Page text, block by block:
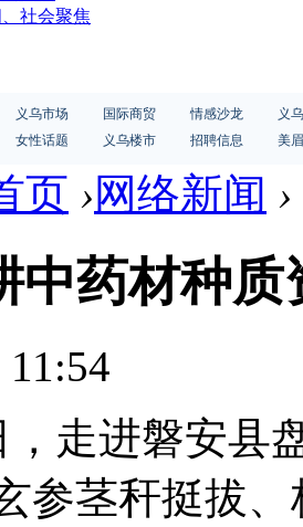
社会聚焦
义乌市场 国际商贸 情感沙龙
义
女性话题 义乌楼市 招聘信息 美
页 ›网络新闻 ›
中药材种质
，走进磐安县
参茎秆挺拔